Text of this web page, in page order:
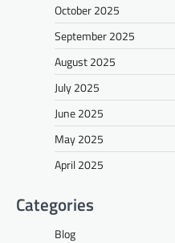
October 2025
September 2025
August 2025
July 2025
June 2025
May 2025
April 2025
Categories
Blog